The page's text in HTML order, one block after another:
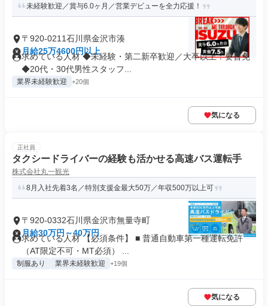
未経験歓迎／賞与6.0ヶ月／営業デビューを全力応援！
〒920-0211石川県金沢市湊
月給25万4600円以上
求めている人材 ◆未経験・第二新卒歓迎／大卒以上：要普免
◆20代・30代男性スタッフ...
業界未経験歓迎 +20個
気になる
正社員
タクシードライバーの経験も活かせる高速バス運転手
株式会社丸一観光
8月入社先着3名／特別支援金最大50万／年収500万以上可
〒920-0332石川県金沢市無量寺町
月給30万円～40万円
求めている人材 【必須条件】 ■ 普通自動車第一種運転免許
（AT限定不可・MT必須） ...
制服あり 業界未経験歓迎 +19個
気になる